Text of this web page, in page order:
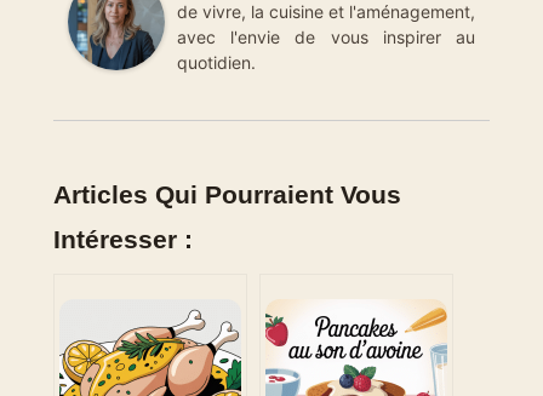
de vivre, la cuisine et l'aménagement,
avec l'envie de vous inspirer au
quotidien.
Articles Qui Pourraient Vous
Intéresser :